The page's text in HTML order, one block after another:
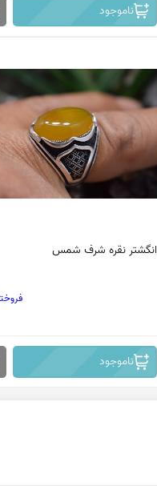
ناموجود
انگشتر نقره شرف شمس
ناموجود